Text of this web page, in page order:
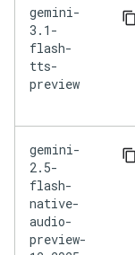
gemini-
3.1-
flash-
tts-
preview
gemini-
2.5-
flash-
native-
audio-
preview-